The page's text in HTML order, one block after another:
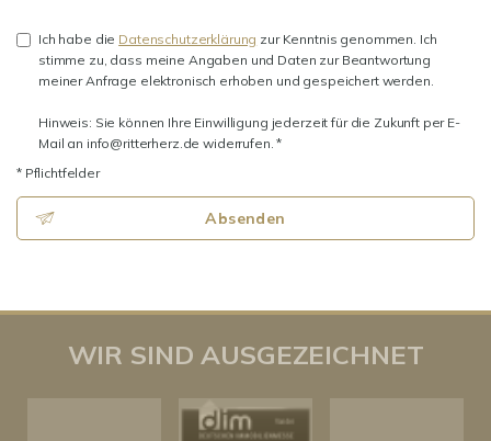
Ich habe die Datenschutzerklärung zur Kenntnis genommen. Ich
stimme zu, dass meine Angaben und Daten zur Beantwortung
meiner Anfrage elektronisch erhoben und gespeichert werden.
Hinweis: Sie können Ihre Einwilligung jederzeit für die Zukunft per E-
Mail an info@ritterherz.de widerrufen. *
* Pflichtfelder
Absenden
WIR SIND AUSGEZEICHNET